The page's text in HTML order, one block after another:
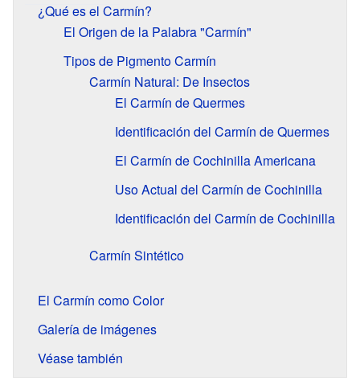
¿Qué es el Carmín?
El Origen de la Palabra "Carmín"
Tipos de Pigmento Carmín
Carmín Natural: De Insectos
El Carmín de Quermes
Identificación del Carmín de Quermes
El Carmín de Cochinilla Americana
Uso Actual del Carmín de Cochinilla
Identificación del Carmín de Cochinilla
Carmín Sintético
El Carmín como Color
Galería de imágenes
Véase también